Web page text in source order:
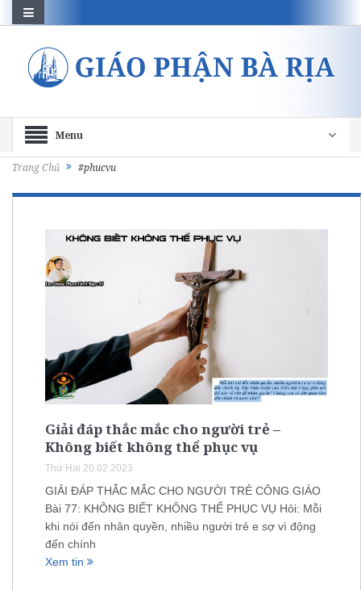
Menu
Trang Chủ #phucvu
Giải đáp thắc mắc cho người trẻ –
Không biết không thể phục vụ
Thứ Hai 20.02.2023
GIẢI ĐÁP THẮC MẮC CHO NGƯỜI TRẺ CÔNG GIÁO
Bài 77: KHÔNG BIẾT KHÔNG THỂ PHỤC VỤ Hỏi: Mỗi
khi nói đến nhân quyền, nhiều người trẻ e sợ vì động
đến chính
Xem tin